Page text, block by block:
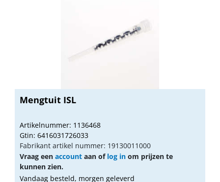
Mengtuit ISL
Artikelnummer: 1136468
Gtin: 6416031726033
Fabrikant artikel nummer: 19130011000
Vraag een account aan of log in om prijzen te
kunnen zien.
Vandaag besteld, morgen geleverd